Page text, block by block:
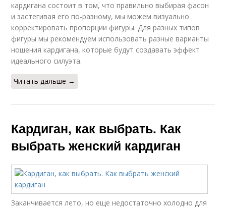
кардигана состоит в том, что правильно выбирая фасон
и застегивая его по-разному, мы можем визуально
корректировать пропорции фигуры. Для разных типов
фигуры мы рекомендуем использовать разные варианты
ношения кардигана, которые будут создавать эффект
идеального силуэта.
Читать дальше →
Кардиган, как выбрать. Как
выбрать женский кардиган
Заканчивается лето, но еще недостаточно холодно для